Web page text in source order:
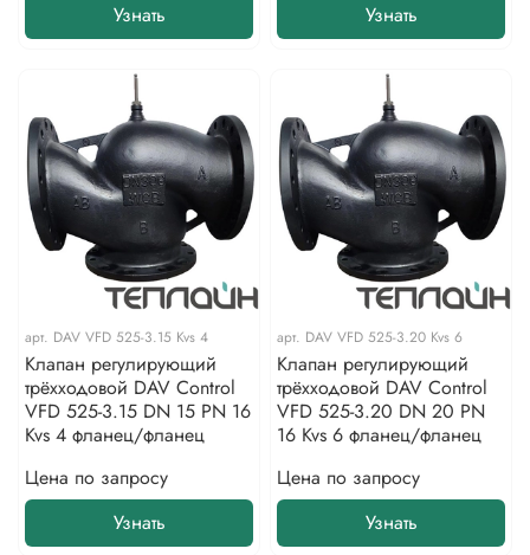
Узнать
Узнать
арт. DAV VFD 525-3.15 Kvs 4
Клапан регулирующий
трёхходовой DAV Control
VFD 525-3.15 DN 15 PN 16
Kvs 4 фланец/фланец
Цена по запросу
Узнать
арт. DAV VFD 525-3.20 Kvs 6
Клапан регулирующий
трёхходовой DAV Control
VFD 525-3.20 DN 20 PN
16 Kvs 6 фланец/фланец
Цена по запросу
Узнать